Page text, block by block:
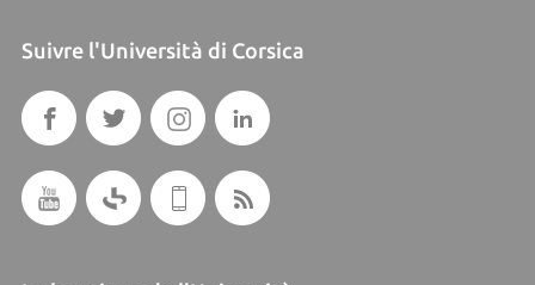
Suivre l'Università di Corsica